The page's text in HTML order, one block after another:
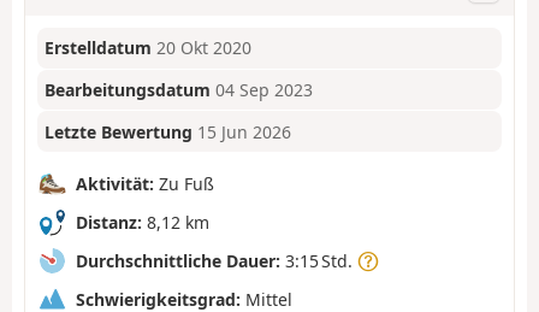
Erstelldatum 20 Okt 2020
Bearbeitungsdatum 04 Sep 2023
Letzte Bewertung 15 Jun 2026
Aktivität: Zu Fuß
Distanz: 8,12 km
Durchschnittliche Dauer: 3:15 Std.
Schwierigkeitsgrad: Mittel